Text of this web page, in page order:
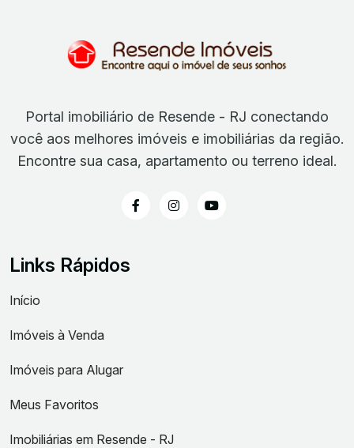
Portal imobiliário de Resende - RJ conectando
você aos melhores imóveis e imobiliárias da região.
Encontre sua casa, apartamento ou terreno ideal.
Links Rápidos
Início
Imóveis à Venda
Imóveis para Alugar
Meus Favoritos
Imobiliárias em Resende - RJ